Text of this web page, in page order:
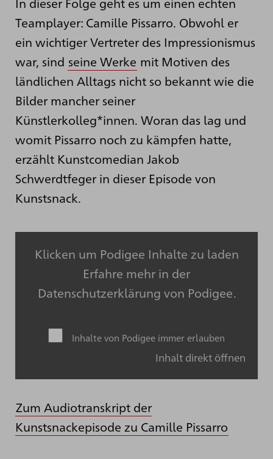
Teamplayer: Camille Pissarro. Obwohl er
ein wichtiger Vertreter des Impressionismus
war, sind seine Werke mit Motiven des
ländlichen Alltags nicht so bekannt wie die
Bilder mancher seiner
Künstlerkolleg*innen. Woran das lag und
womit Pissarro noch zu kämpfen hatte,
erzählt Kunstcomedian Jakob
Schwerdtfeger in dieser Episode von
Kunstsnack.
Klicken um Podigee Inhalte zu laden
Erfahre mehr in der
Datenschutzerklärung von Podigee.
Inhalte von Podigee immer erlauben
Inhalt direkt öffnen
Zum Audiotranskript der
Kunstsnackepisode zu Camille Pissarro